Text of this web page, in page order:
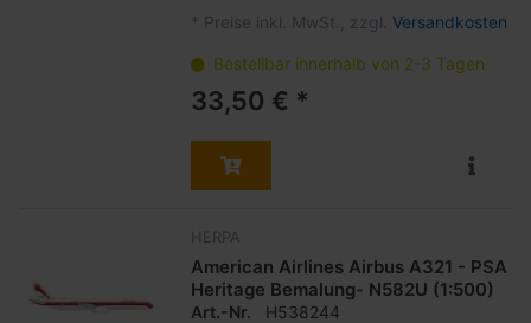
* Preise inkl. MwSt., zzgl. Versandkosten
Bestellbar innerhalb von 2-3 Tagen
33,50 € *
HERPA
American Airlines Airbus A321 - PSA
Heritage Bemalung- N582U (1:500)
Art.-Nr. H538244